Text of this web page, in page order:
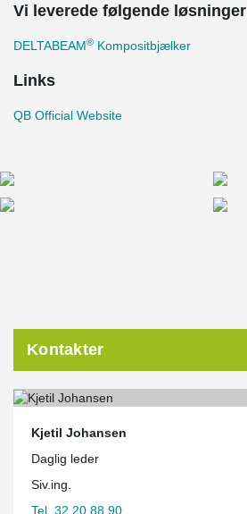
Vi leverede følgende løsninger
DELTABEAM® Kompositbjælker
Links
QB Official Website
Kontakter
Kjetil Johansen
Daglig leder
Siv.ing.
Tel. 32 20 88 90